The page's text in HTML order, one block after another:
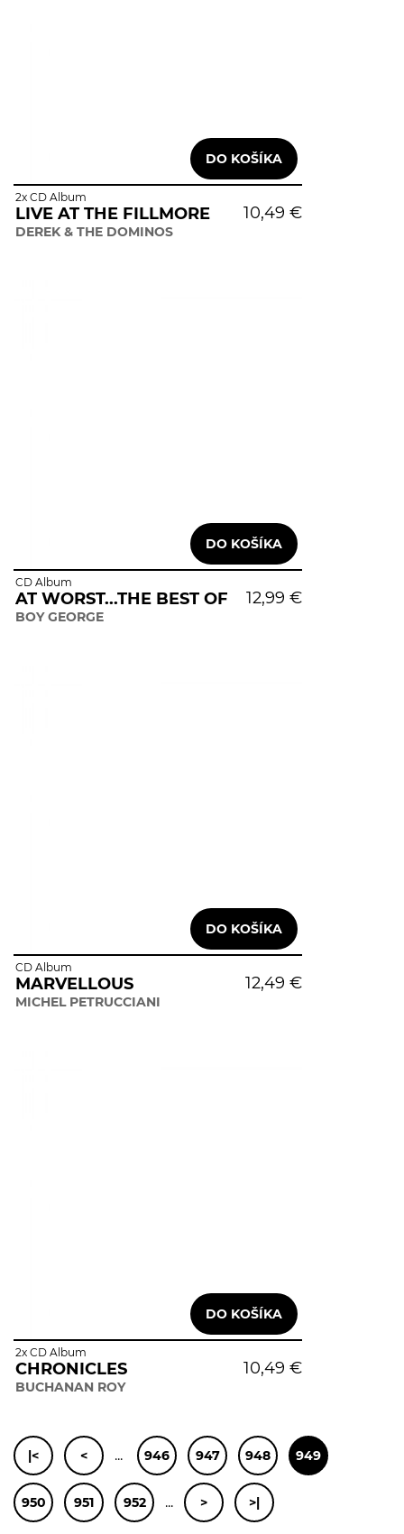
10,49 €
2x CD Album
LIVE AT THE FILLMORE
DEREK & THE DOMINOS
12,99 €
CD Album
AT WORST...THE BEST OF
BOY GEORGE
12,49 €
CD Album
MARVELLOUS
MICHEL PETRUCCIANI
10,49 €
2x CD Album
CHRONICLES
BUCHANAN ROY
|< < ... 946 947 948 949
950 951 952 ... > >|